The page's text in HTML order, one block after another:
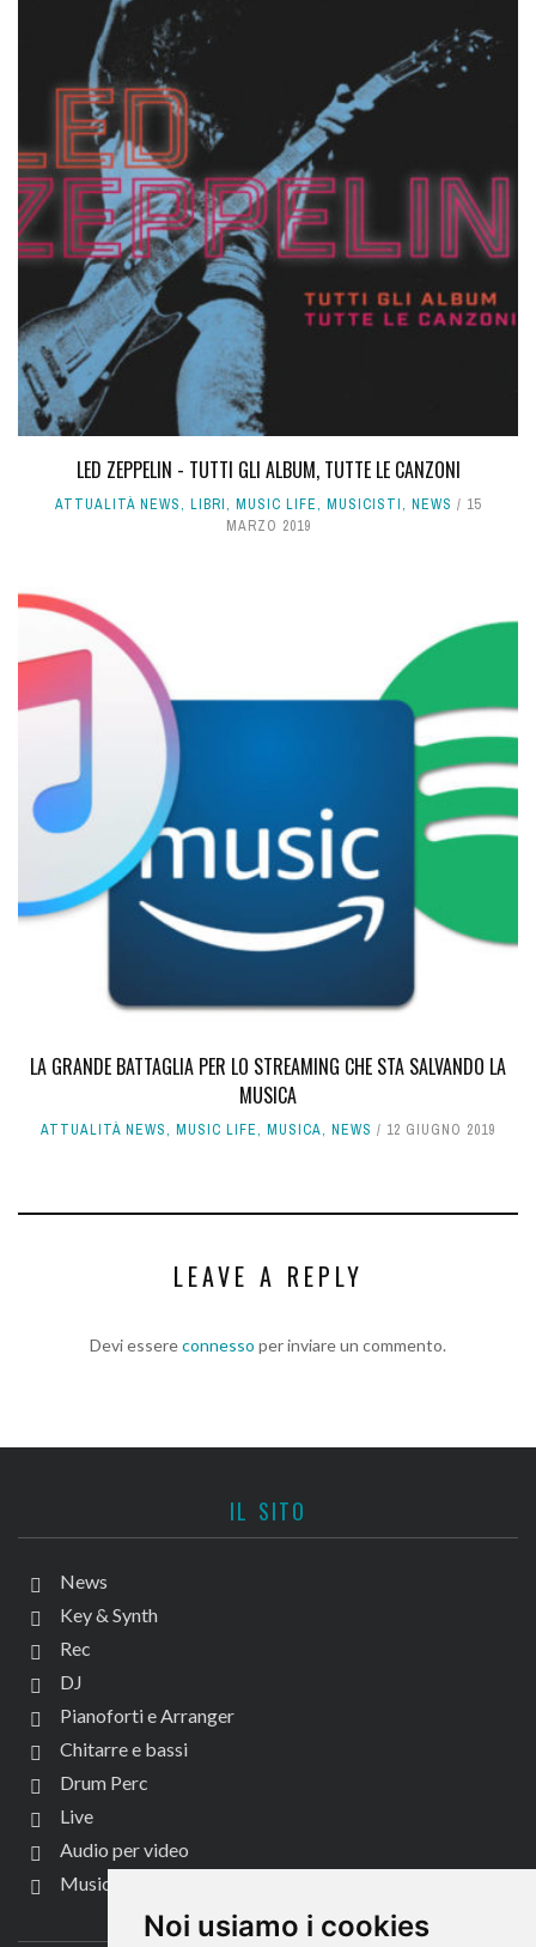
Noi usiamo i cookies
LED ZEPPELIN - TUTTI GLI ALBUM, TUTTE LE CANZONI
ATTUALITÀ NEWS, LIBRI, MUSIC LIFE, MUSICISTI, NEWS
15
MARZO 2019
LA GRANDE BATTAGLIA PER LO STREAMING CHE STA SALVANDO LA
MUSICA
ATTUALITÀ NEWS, MUSIC LIFE, MUSICA, NEWS 12 GIUGNO 2019
LEAVE A REPLY
Devi essereconnesso per inviare un commento.
IL SITO
News
Key & Synth
Rec
DJ
Pianoforti e Arranger
Chitarre e bassi
Drum Perc
Live
Audio per video
Music Life
CONTATTACI